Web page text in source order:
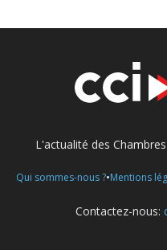
L'actualité des
Qui sommes-nous ?•Mentions
Contactez-nous: